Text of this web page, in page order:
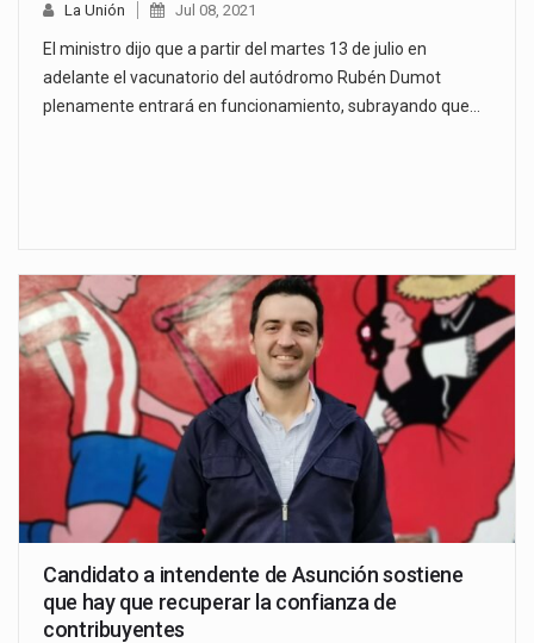
La Unión Jul 08, 2021
El ministro dijo que a partir del martes 13 de julio en
adelante el vacunatorio del autódromo Rubén Dumot
plenamente entrará en funcionamiento, subrayando que…
Candidato a intendente de Asunción sostiene
que hay que recuperar la confianza de
contribuyentes